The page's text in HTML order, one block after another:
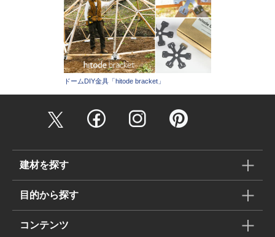
ドームDIY金具「hitode bracket」
建材を探す
目的から探す
コンテンツ